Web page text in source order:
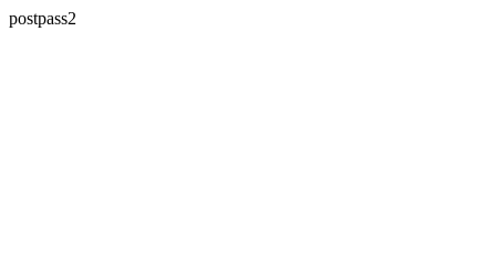
postpass2